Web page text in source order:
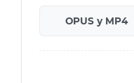
OPUS у MP4